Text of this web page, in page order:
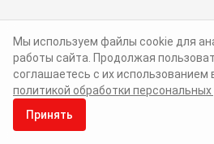
Мы используем файлы cookie для
работы сайта. Продолжая
соглашаетесь с их использованием
политикой обработки
Принять